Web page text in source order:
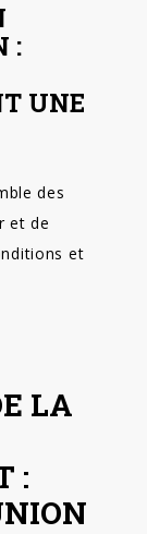
:
UNE
des
et de
et
LA
: